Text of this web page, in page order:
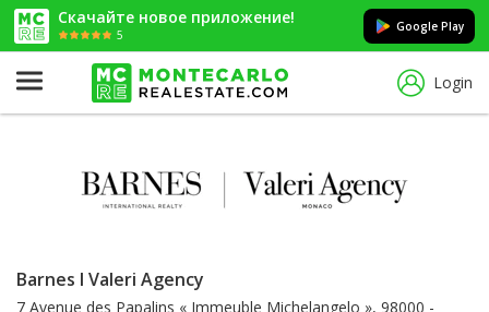
Скачайте новое приложение!
5
Google Play
Login
Barnes I Valeri Agency
7 Avenue des Papalins « Immeuble Michelangelo », 98000 -